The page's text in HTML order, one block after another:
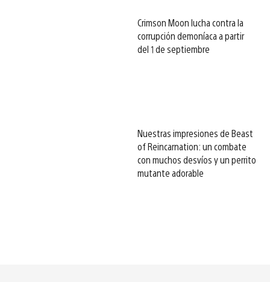
Crimson Moon lucha contra la
corrupción demoníaca a partir
del 1 de septiembre
Nuestras impresiones de Beast
of Reincarnation: un combate
con muchos desvíos y un perrito
mutante adorable